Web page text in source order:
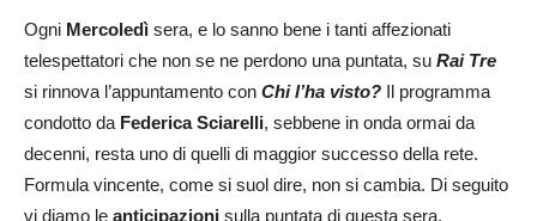
Ogni Mercoledì sera, e lo sanno bene i tanti affezionati
telespettatori che non se ne perdono una puntata, su Rai Tre
si rinnova l’appuntamento con Chi l’ha visto? Il programma
condotto da Federica Sciarelli, sebbene in onda ormai da
decenni, resta uno di quelli di maggior successo della rete.
Formula vincente, come si suol dire, non si cambia. Di seguito
vi diamo le anticipazioni sulla puntata di questa sera,